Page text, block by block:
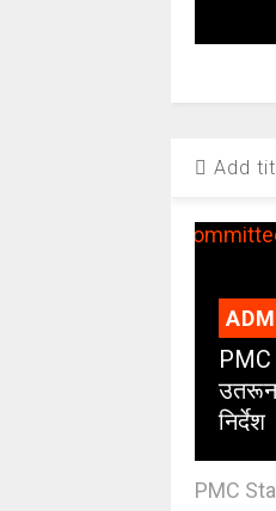
Add
PMC
उतरून
निर्देश
PMC